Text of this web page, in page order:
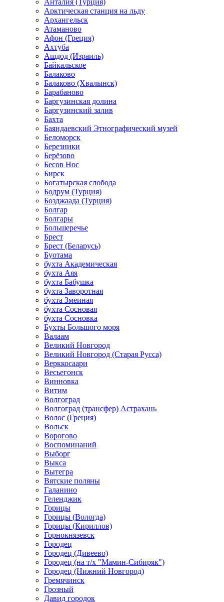
Анталия (Турция)
Арктическая станция на льду
Архангельск
Атаманово
Афон (Греция)
Ахтуба
Ашдод (Израиль)
Байкальское
Балаково
Балаково (Хвалынск)
Барабаново
Баргузинская долина
Баргузинский залив
Бахта
Баяндаевский Этнографический музей
Беломорск
Березники
Берёзово
Бесов Нос
Бирск
Богатырская слобода
Бодрум (Турция)
Бозджаада (Турция)
Болгар
Болгары
Большеречье
Брест
Брест (Беларусь)
Буотама
бухта Академическая
бухта Аяя
бухта Бабушка
бухта Заворотная
бухта Змеиная
бухта Сосновая
бухта Сосновка
Бухты Большого моря
Валаам
Великий Новгород
Великий Новгород (Старая Русса)
Верккосаари
Весьегонск
Винновка
Витим
Волгоград
Волгоград (трансфер) Астрахань
Волос (Греция)
Вольск
Ворогово
Воспоминаний
Выборг
Выкса
Вытегра
Вятские поляны
Галанино
Геленджик
Горицы
Горицы (Вологда)
Горицы (Кириллов)
Горнокнязевск
Городец
Городец (Дивеево)
Городец (на т/х "Мамин-Сибиряк")
Городец (Нижний Новгород)
Гремячинск
Грозный
Давид городок